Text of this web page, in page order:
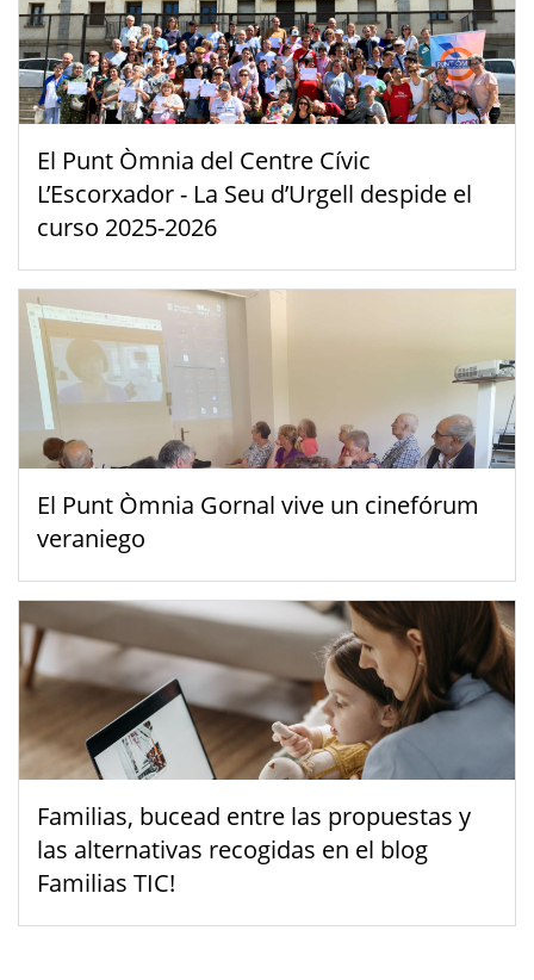
El Punt Òmnia del Centre Cívic
L’Escorxador - La Seu d’Urgell despide el
curso 2025-2026
El Punt Òmnia Gornal vive un cinefórum
veraniego
Familias, bucead entre las propuestas y
las alternativas recogidas en el blog
Familias TIC!